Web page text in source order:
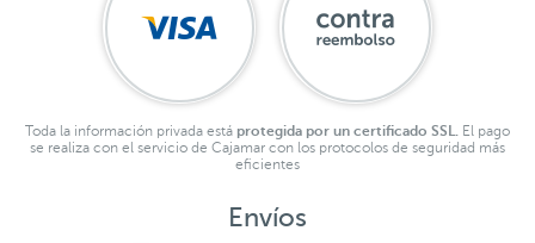
Toda la información privada está protegida por un certificado SSL.
El pago
se realiza con el servicio de Cajamar con los protocolos de seguridad más
eficientes
Envíos